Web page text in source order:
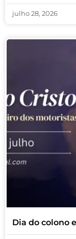
julho 28, 2026
Dia do colono